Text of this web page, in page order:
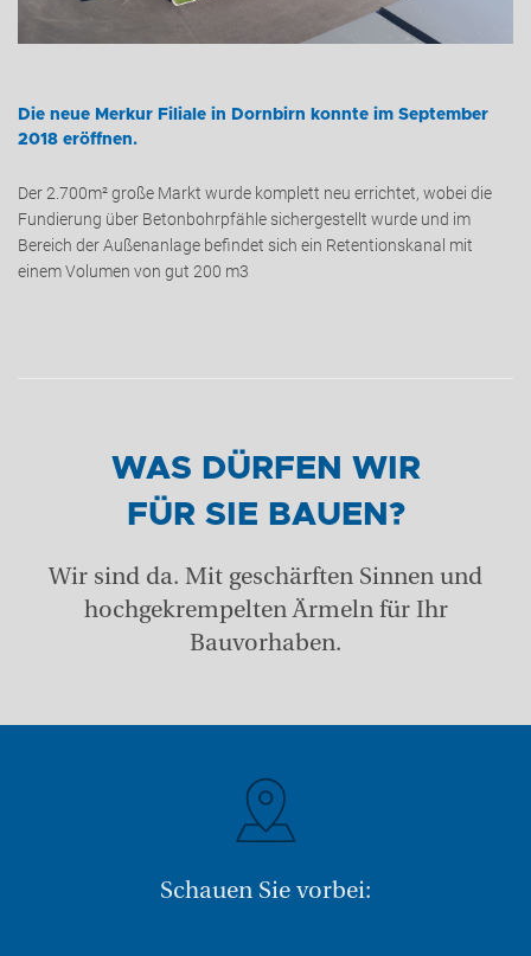
Die neue Merkur Filiale in Dornbirn konnte im September
2018 eröffnen.
Der 2.700m² große Markt wurde komplett neu errichtet, wobei die
Fundierung über Betonbohrpfähle sichergestellt wurde und im
Bereich der Außenanlage befindet sich ein Retentionskanal mit
einem Volumen von gut 200 m3
WAS DÜRFEN WIR
FÜR SIE BAUEN?
Wir sind da. Mit geschärften Sinnen und
hochgekrempelten Ärmeln für Ihr
Bauvorhaben.
Schauen Sie vorbei: